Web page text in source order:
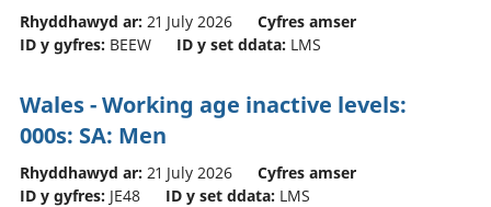
Rhyddhawyd ar: 21 July 2026
Cyfres amser
ID y gyfres: BEEW ID y set ddata: LMS
Wales - Working age inactive levels:
000s: SA: Men
Rhyddhawyd ar: 21 July 2026
Cyfres amser
ID y gyfres: JE48 ID y set ddata: LMS